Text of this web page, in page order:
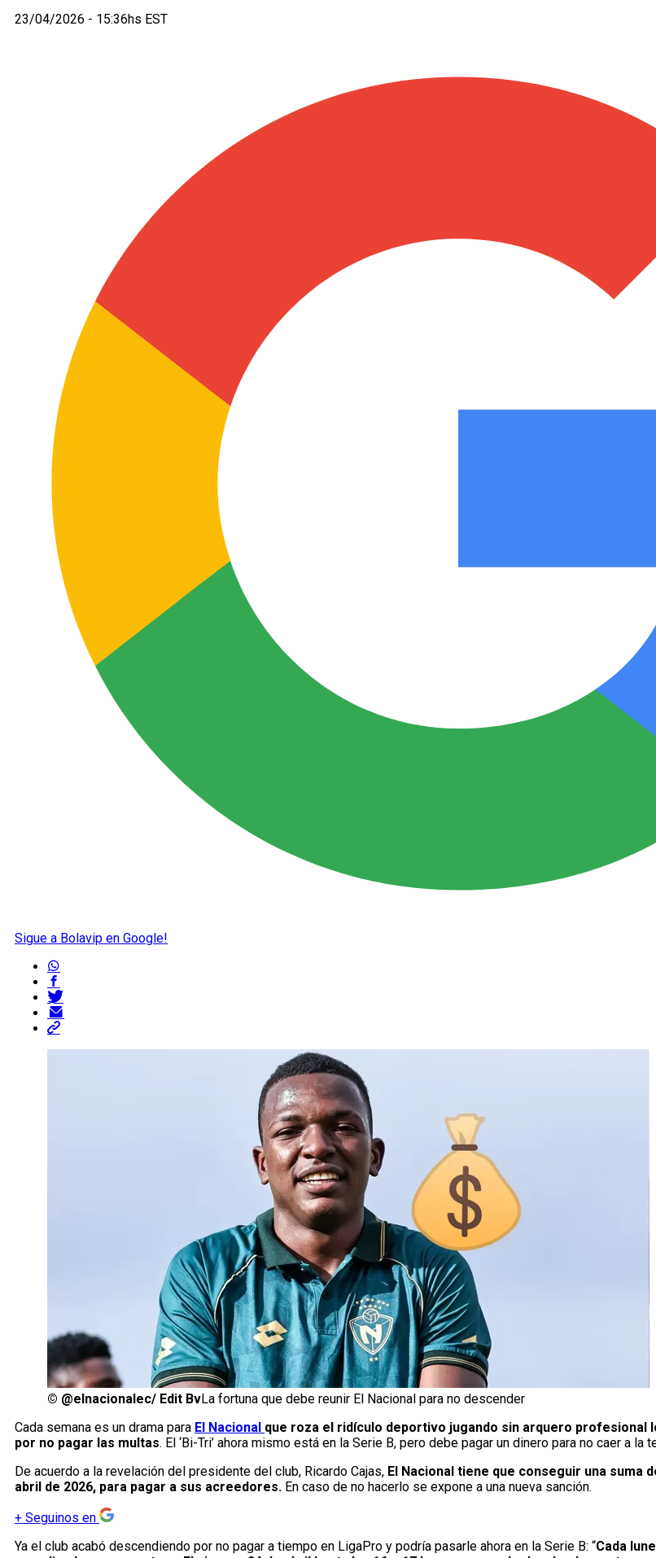
23/04/2026 - 15:36hs EST
Sigue a Bolavip en Google!
© @elnacionalec/ Edit BvLa fortuna que debe reunir El Nacional para no descender
Cada semana es un drama para El Nacional que roza el ridículo deportivo jugando sin arquero profesional
por no pagar las multas. El ‘Bi-Tri’ ahora mismo está en la Serie B, pero debe pagar un dinero para no caer a la
De acuerdo a la revelación del presidente del club, Ricardo Cajas, El Nacional tiene que conseguir una suma
abril de 2026, para pagar a sus acreedores. En caso de no hacerlo se expone a una nueva sanción.
+ Seguinos en
Ya el club acabó descendiendo por no pagar a tiempo en LigaPro y podría pasarle ahora en la Serie B: “Cada